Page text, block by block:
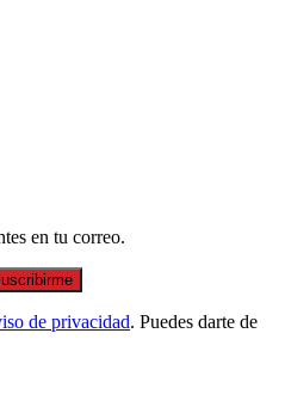
en tu correo.
de privacidad. Puedes darte de